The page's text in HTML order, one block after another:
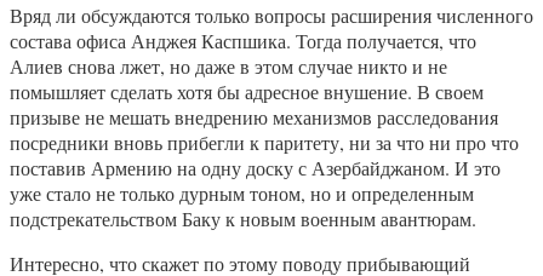
Вряд ли обсуждаются только вопросы расширения численного
состава офиса Анджея Каспшика. Тогда получается, что
Алиев снова лжет, но даже в этом случае никто и не
помышляет сделать хотя бы адресное внушение. В своем
призыве не мешать внедрению механизмов расследования
посредники вновь прибегли к паритету, ни за что ни про что
поставив Армению на одну доску с Азербайджаном. И это
уже стало не только дурным тоном, но и определенным
подстрекательством Баку к новым военным авантюрам.
Интересно, что скажет по этому поводу прибывающий